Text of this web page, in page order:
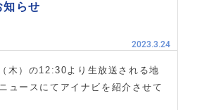
知らせ
2023.3.24
木）の12:30より生放送される地
ュースにてアイナビを紹介させて